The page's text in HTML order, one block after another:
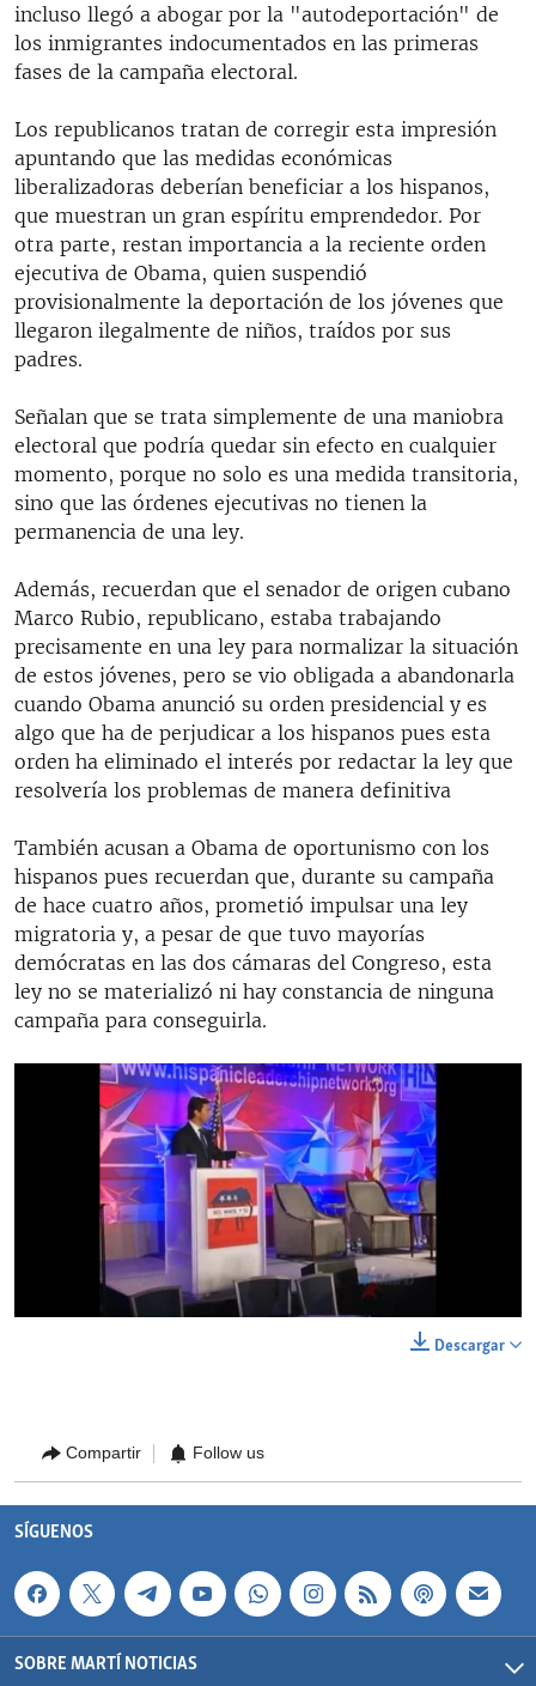
incluso llegó a abogar por la "autodeportación" de
los inmigrantes indocumentados en las primeras
fases de la campaña electoral.
Los republicanos tratan de corregir esta impresión
apuntando que las medidas económicas
liberalizadoras deberían beneficiar a los hispanos,
que muestran un gran espíritu emprendedor. Por
otra parte, restan importancia a la reciente orden
ejecutiva de Obama, quien suspendió
provisionalmente la deportación de los jóvenes que
llegaron ilegalmente de niños, traídos por sus
padres.
Señalan que se trata simplemente de una maniobra
electoral que podría quedar sin efecto en cualquier
momento, porque no solo es una medida transitoria,
sino que las órdenes ejecutivas no tienen la
permanencia de una ley.
Además, recuerdan que el senador de origen cubano
Marco Rubio, republicano, estaba trabajando
precisamente en una ley para normalizar la situación
de estos jóvenes, pero se vio obligada a abandonarla
cuando Obama anunció su orden presidencial y es
algo que ha de perjudicar a los hispanos pues esta
orden ha eliminado el interés por redactar la ley que
resolvería los problemas de manera definitiva
También acusan a Obama de oportunismo con los
hispanos pues recuerdan que, durante su campaña
de hace cuatro años, prometió impulsar una ley
migratoria y, a pesar de que tuvo mayorías
demócratas en las dos cámaras del Congreso, esta
ley no se materializó ni hay constancia de ninguna
campaña para conseguirla.
EMBED SHARE
Voto hispano será decisivo en estas elecciones
byMartí Noticias | Martinoticias.com
No media source currently available
Descargar
Compartir Follow us
SÍGUENOS
SOBRE MARTÍ NOTICIAS